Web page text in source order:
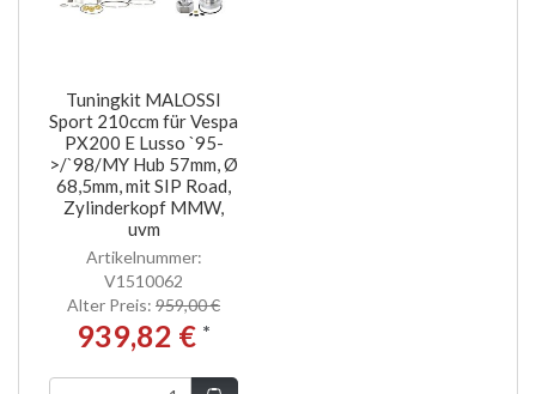
Tuningkit MALOSSI
Sport 210ccm für Vespa
PX200 E Lusso `95-
>/`98/MY Hub 57mm, Ø
68,5mm, mit SIP Road,
Zylinderkopf MMW,
uvm
Artikelnummer:
V1510062
Alter Preis: 959,00 €
939,82 € *